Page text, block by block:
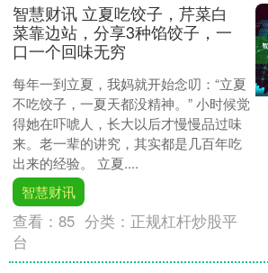
智慧财讯 立夏吃饺子，芹菜白
菜靠边站，分享3种馅饺子，一
口一个回味无穷
每年一到立夏，我妈就开始念叨：“立夏
不吃饺子，一夏天都没精神。” 小时候觉
得她在吓唬人，长大以后才慢慢品过味
来。老一辈的讲究，其实都是几百年吃
出来的经验。 立夏....
智慧财讯
查看：85 分类： 正规杠杆炒股平
台